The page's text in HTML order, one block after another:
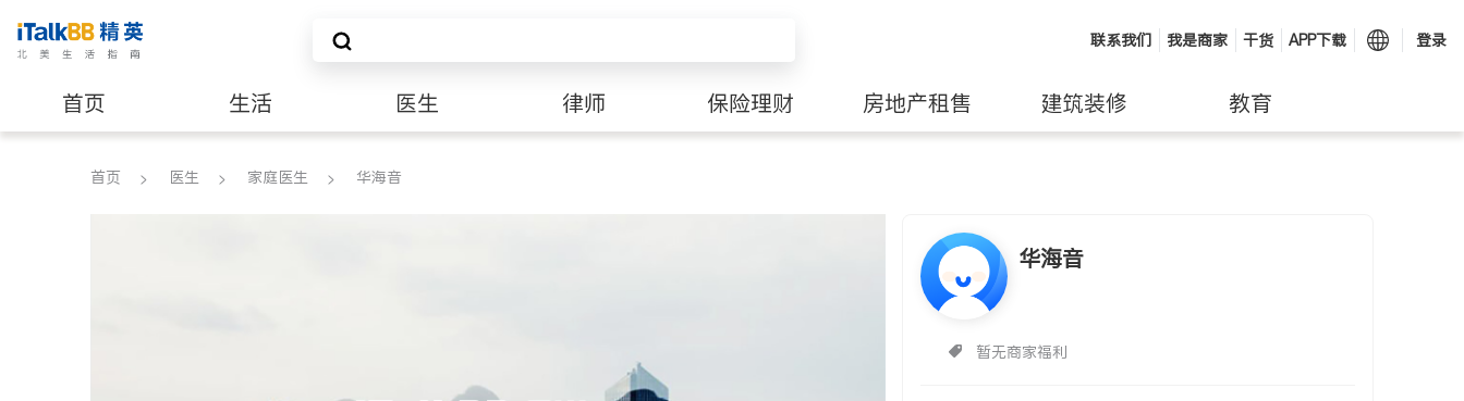
联系我们 我是商家 干货 APP下载 登录
首页 生活 医生 律师 保险理财 房地产租售 建筑装修 教育
养老 非盈利组织
首页 医生 家庭医生 华海音
华海音
暂无商家福利